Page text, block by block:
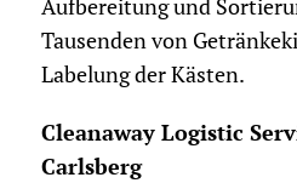
Aufbereitung und
Tausenden von
Labelung der Kästen.
Cleanaway Logistic
Carlsberg